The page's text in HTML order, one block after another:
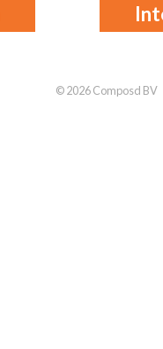
© 2026 Composd